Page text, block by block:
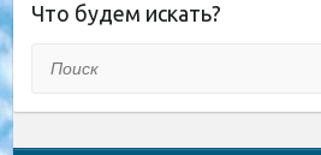
Что будем искать?